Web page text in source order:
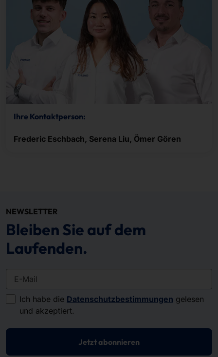
Ihre Kontaktperson:
Frederic Eschbach, Serena Liu, Ömer Gören
NEWSLETTER
Bleiben Sie auf dem
Laufenden.
Ich habe die Datenschutzbestimmungen gelesen
und akzeptiert.
Jetzt abonnieren